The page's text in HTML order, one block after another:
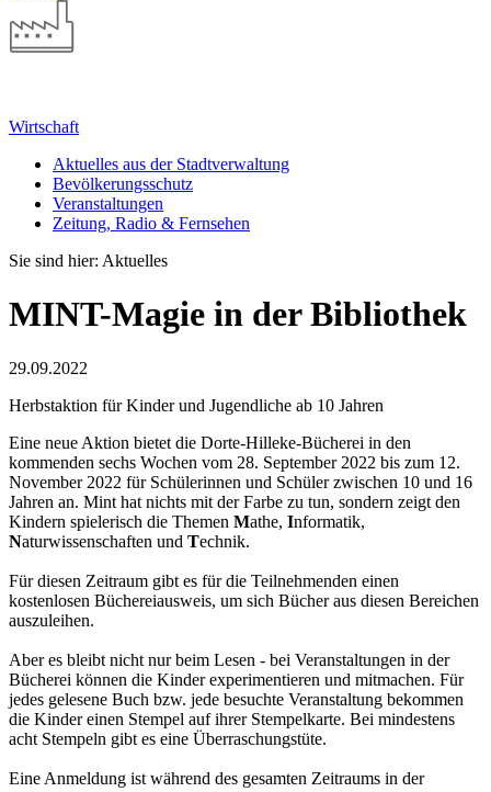
Wirtschaft
Aktuelles aus der Stadtverwaltung
Bevölkerungsschutz
Veranstaltungen
Zeitung, Radio & Fernsehen
Sie sind hier: Aktuelles
MINT-Magie in der Bibliothek
29.09.2022
Herbstaktion für Kinder und Jugendliche ab 10 Jahren
Eine neue Aktion bietet die Dorte-Hilleke-Bücherei in den
kommenden sechs Wochen vom 28. September 2022 bis zum 12.
November 2022 für Schülerinnen und Schüler zwischen 10 und 16
Jahren an. Mint hat nichts mit der Farbe zu tun, sondern zeigt den
Kindern spielerisch die Themen Mathe, Informatik,
Naturwissenschaften und Technik.
Für diesen Zeitraum gibt es für die Teilnehmenden einen
kostenlosen Büchereiausweis, um sich Bücher aus diesen Bereichen
auszuleihen.
Aber es bleibt nicht nur beim Lesen - bei Veranstaltungen in der
Bücherei können die Kinder experimentieren und mitmachen. Für
jedes gelesene Buch bzw. jede besuchte Veranstaltung bekommen
die Kinder einen Stempel auf ihrer Stempelkarte. Bei mindestens
acht Stempeln gibt es eine Überraschungstüte.
Eine Anmeldung ist während des gesamten Zeitraums in der